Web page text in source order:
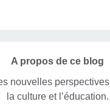
A propos de ce blog
nouvelles
la culture et l’éducation.